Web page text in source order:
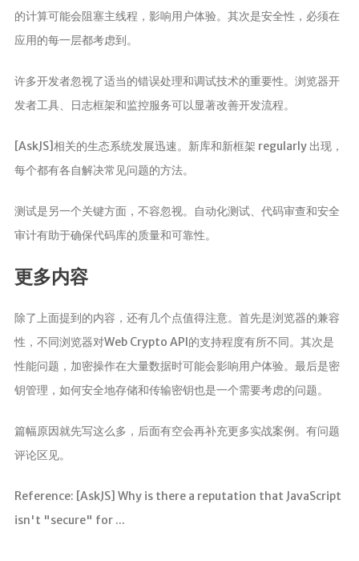
的计算可能会阻塞主线程，影响用户体验。其次是安全性，必须在
应用的每一层都考虑到。
许多开发者忽视了适当的错误处理和调试技术的重要性。浏览器开
发者工具、日志框架和监控服务可以显著改善开发流程。
[AskJS]相关的生态系统发展迅速。新库和新框架 regularly 出现，
每个都有各自解决常见问题的方法。
测试是另一个关键方面，不容忽视。自动化测试、代码审查和安全
审计有助于确保代码库的质量和可靠性。
更多内容
除了上面提到的内容，还有几个点值得注意。首先是浏览器的兼容
性，不同浏览器对Web Crypto API的支持程度有所不同。其次是
性能问题，加密操作在大量数据时可能会影响用户体验。最后是密
钥管理，如何安全地存储和传输密钥也是一个需要考虑的问题。
篇幅原因就先写这么多，后面有空会再补充更多实战案例。有问题
评论区见。
Reference: [AskJS] Why is there a reputation that JavaScript
isn't "secure" for ...